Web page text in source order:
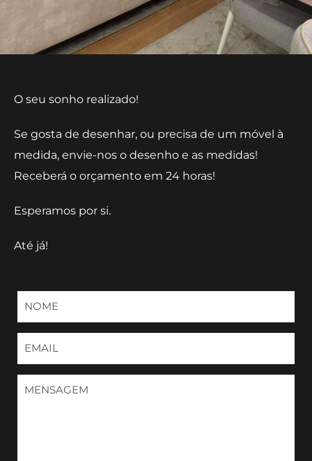
O seu sonho realizado!
Se gosta de desenhar, ou precisa de um móvel à
medida, envie-nos o desenho e as medidas!
Receberá o orçamento em 24 horas!
Esperamos por si.
Até já!